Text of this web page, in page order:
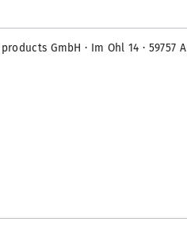
GmbH · Im Ohl 14 · 59757